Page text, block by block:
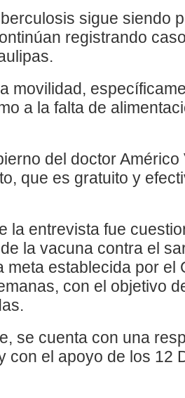
sigue siendo
registrando
movilidad,
a la falta de
del doctor
que es gratuito y
la entrevista fue
la vacuna contra el
meta establecida por el
con el objetivo
se cuenta con una
con el apoyo de los 12